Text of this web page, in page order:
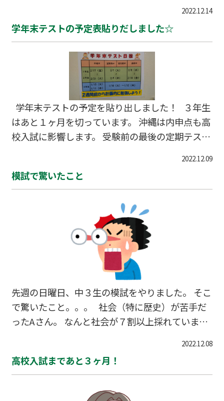
2022.12.14
学年末テストの予定表貼りだしました☆
学年末テストの予定を貼り出しました！ ３年生
はあと１ヶ月を切っています。 沖縄は内申点も高
校入試に影響します。 受験前の最後の定期テス
2022.12.09
模試で驚いたこと
先週の日曜日、中３生の模試をやりました。 そこ
で驚いたこと。。。 社会（特に歴史）が苦手だ
ったAさん。 なんと社会が７割以上採れていまし
に！ 約３ヶ月、授業で歴史の振り返りをやった
成果だと思いますが、 こんなに結果として出てき
たのに、物凄く驚きました。 本人も驚いていまし
た（笑） 本当に努力したんだろうなと思います。
2022.12.08
高校入試まであと３ヶ月！